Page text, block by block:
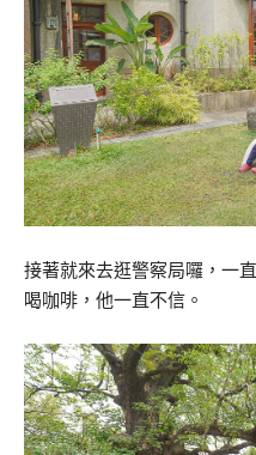
接著就來去逛警察局囉，一
喝咖啡，他一直不信。